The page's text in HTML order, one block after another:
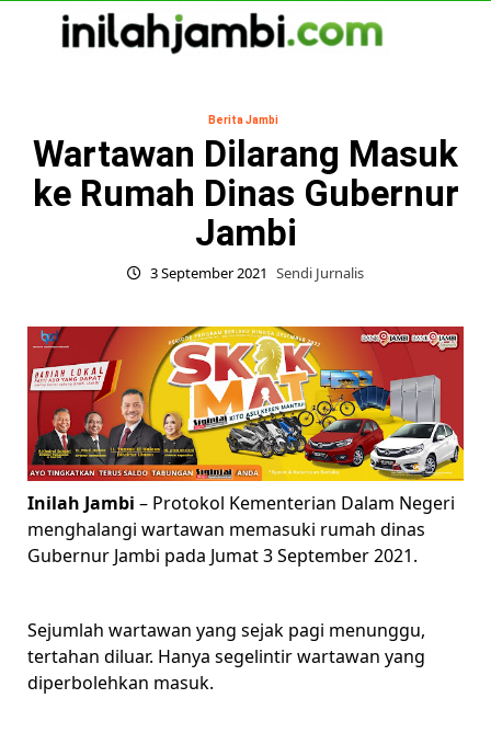
Berita Jambi
Wartawan Dilarang Masuk
ke Rumah Dinas Gubernur
Jambi
3 September 2021 Sendi Jurnalis
Inilah Jambi – Protokol Kementerian Dalam Negeri
menghalangi wartawan memasuki rumah dinas
Gubernur Jambi pada Jumat 3 September 2021.
Sejumlah wartawan yang sejak pagi menunggu,
tertahan diluar. Hanya segelintir wartawan yang
diperbolehkan masuk.